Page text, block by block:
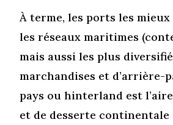
À terme, les ports les
les réseaux maritimes
mais aussi les plus
marchandises et d’arrière-
pays ou hinterland est
et de desserte continentale